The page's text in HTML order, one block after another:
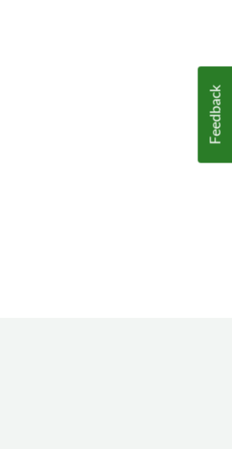
Feedback